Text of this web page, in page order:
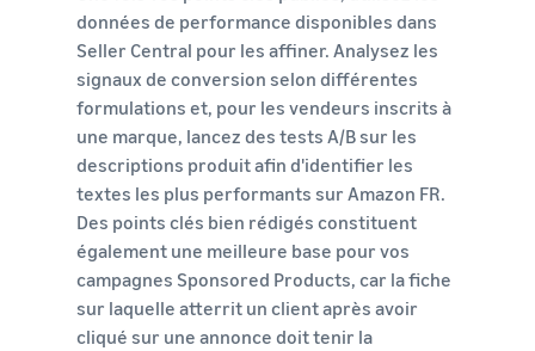
données de performance disponibles dans
Seller Central pour les affiner. Analysez les
signaux de conversion selon différentes
formulations et, pour les vendeurs inscrits à
une marque, lancez des tests A/B sur les
descriptions produit afin d'identifier les
textes les plus performants sur Amazon FR.
Des points clés bien rédigés constituent
également une meilleure base pour vos
campagnes Sponsored Products, car la fiche
sur laquelle atterrit un client après avoir
cliqué sur une annonce doit tenir la